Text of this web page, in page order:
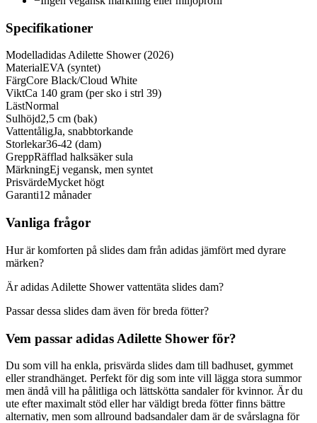
Specifikationer
Modelladidas Adilette Shower (2026)
MaterialEVA (syntet)
FärgCore Black/Cloud White
ViktCa 140 gram (per sko i strl 39)
LästNormal
Sulhöjd2,5 cm (bak)
VattentåligJa, snabbtorkande
Storlekar36-42 (dam)
GreppRäfflad halksäker sula
MärkningEj vegansk, men syntet
PrisvärdeMycket högt
Garanti12 månader
Vanliga frågor
Hur är komforten på slides dam från adidas jämfört med dyrare
märken?
Är adidas Adilette Shower vattentäta slides dam?
Passar dessa slides dam även för breda fötter?
Vem passar adidas Adilette Shower för?
Du som vill ha enkla, prisvärda slides dam till badhuset, gymmet
eller strandhänget. Perfekt för dig som inte vill lägga stora summor
men ändå vill ha pålitliga och lättskötta sandaler för kvinnor. Är du
ute efter maximalt stöd eller har väldigt breda fötter finns bättre
alternativ, men som allround badsandaler dam är de svårslagna för